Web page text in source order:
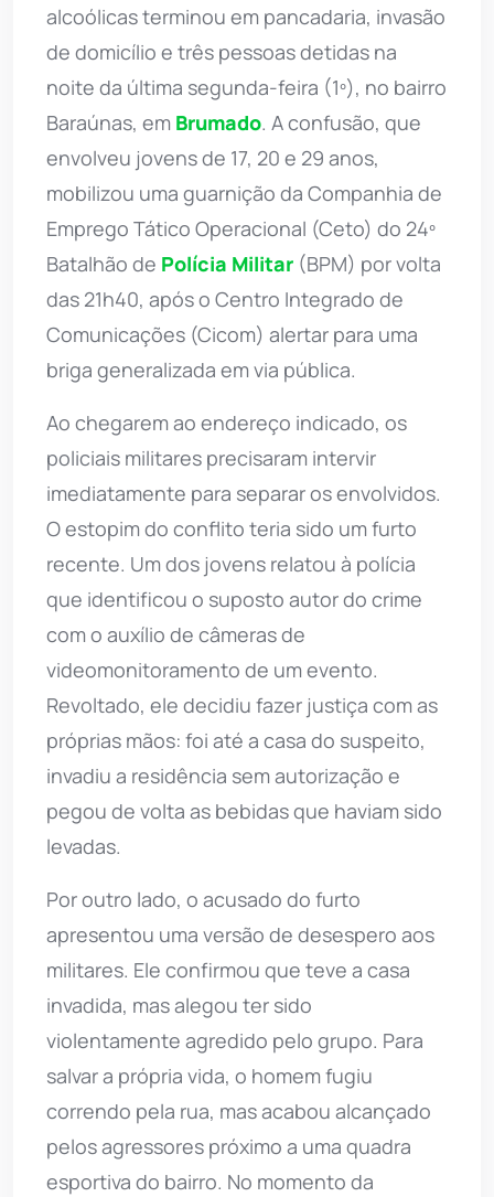
alcoólicas terminou em pancadaria, invasão
de domicílio e três pessoas detidas na
noite da última segunda-feira (1º), no bairro
Baraúnas, em Brumado. A confusão, que
envolveu jovens de 17, 20 e 29 anos,
mobilizou uma guarnição da Companhia de
Emprego Tático Operacional (Ceto) do 24º
Batalhão de Polícia Militar (BPM) por volta
das 21h40, após o Centro Integrado de
Comunicações (Cicom) alertar para uma
briga generalizada em via pública.
Ao chegarem ao endereço indicado, os
policiais militares precisaram intervir
imediatamente para separar os envolvidos.
O estopim do conflito teria sido um furto
recente. Um dos jovens relatou à polícia
que identificou o suposto autor do crime
com o auxílio de câmeras de
videomonitoramento de um evento.
Revoltado, ele decidiu fazer justiça com as
próprias mãos: foi até a casa do suspeito,
invadiu a residência sem autorização e
pegou de volta as bebidas que haviam sido
levadas.
Por outro lado, o acusado do furto
apresentou uma versão de desespero aos
militares. Ele confirmou que teve a casa
invadida, mas alegou ter sido
violentamente agredido pelo grupo. Para
salvar a própria vida, o homem fugiu
correndo pela rua, mas acabou alcançado
pelos agressores próximo a uma quadra
esportiva do bairro. No momento da